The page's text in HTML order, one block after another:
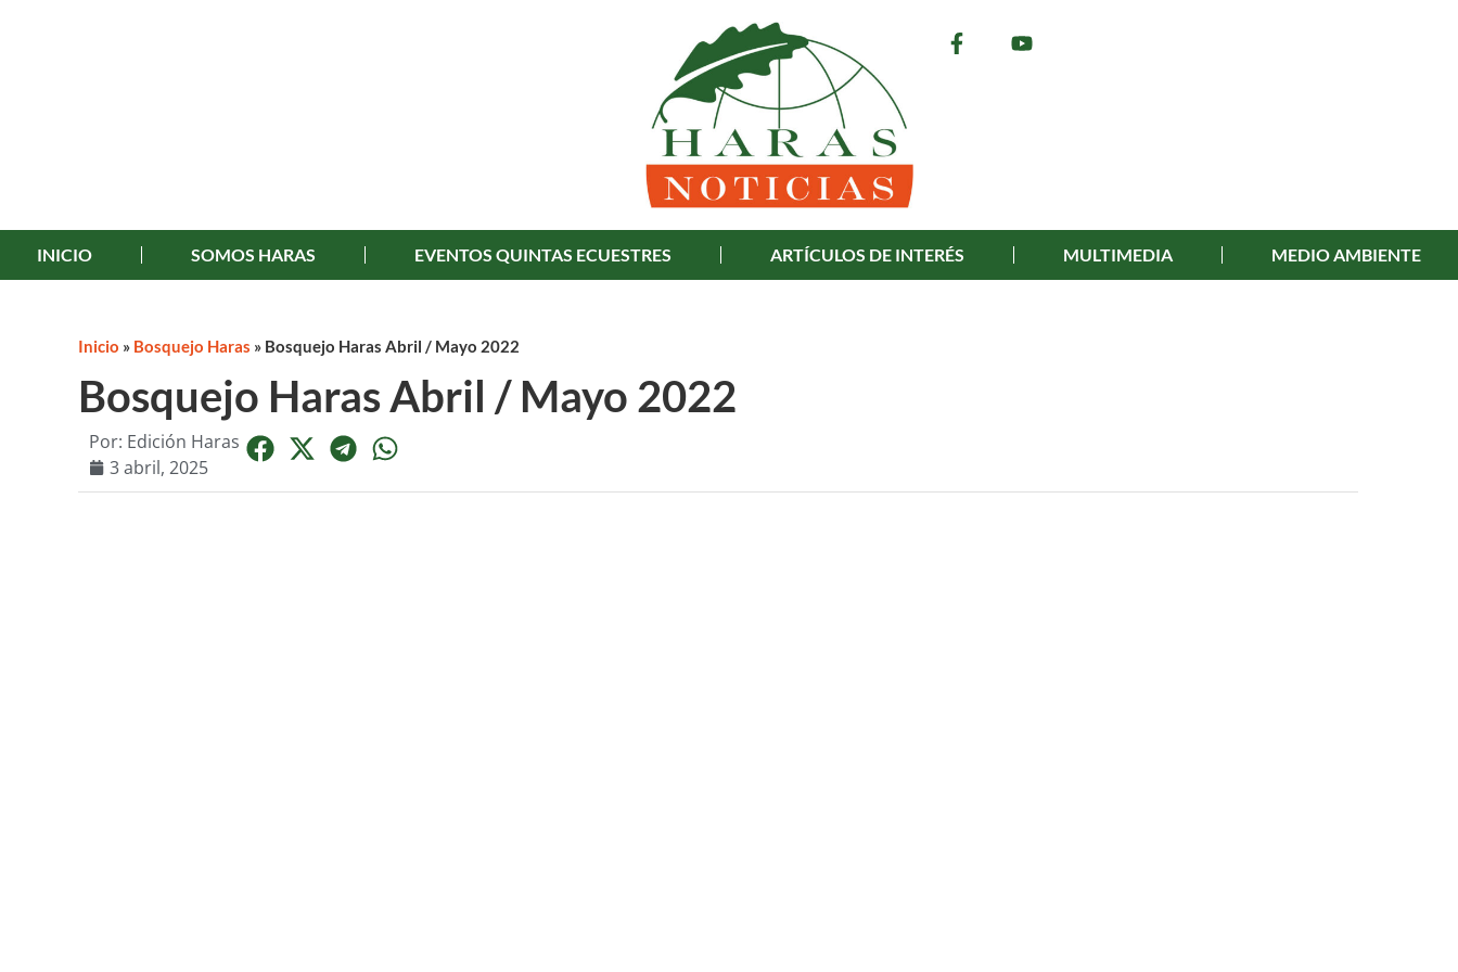
INICIO SOMOS HARAS EVENTOS QUINTAS ECUESTRES ARTÍCULOS DE INTERÉS MULTIMEDIA MEDIO AMBIENTE
Inicio » Bosquejo Haras » Bosquejo Haras Abril / Mayo 2022
Bosquejo Haras Abril / Mayo 2022
Por: Edición Haras
3 abril, 2025